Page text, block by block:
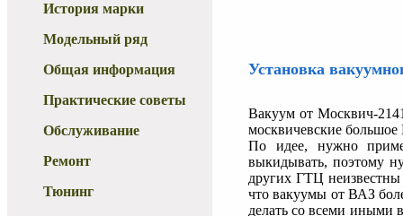
История марки
Модельный ряд
Общая информация
Практические советы
Обслуживание
Ремонт
Тюнинг
Установка
Вакуум от Москвич-
москвичевские
По идее, нужно
выкидывать, поэтому
других ГТЦ
что вакуумы от ВАЗ
делать со всеми иными